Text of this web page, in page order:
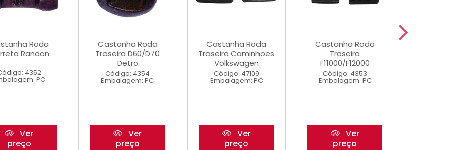
Roda
Randon
4352
PC
Ver
preço
Castanha Roda
Traseira D60/D70
Detro
Código: 4354
Embalagem: PC
Ver
preço
Castanha Roda
Traseira Caminhoes
Volkswagen
Código: 47109
Embalagem: PC
Ver
preço
Castanha Roda
Traseira
F11000/F12000
Código: 4353
Embalagem: PC
Ver
preço